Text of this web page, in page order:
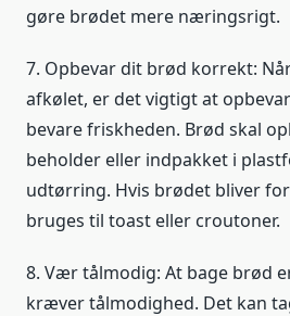
gøre brødet mere næringsrigt.
7. Opbevar dit brød korrekt:
afkølet, er det vigtigt at
bevare friskheden. Brød skal
beholder eller indpakket i
udtørring. Hvis brødet bliver
bruges til toast eller croutoner.
8. Vær tålmodig: At bage brød
kræver tålmodighed. Det kan